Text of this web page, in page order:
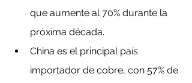
que aumente al 70% durante la
próxima década.
China es el principal país
importador de cobre, con 57% de